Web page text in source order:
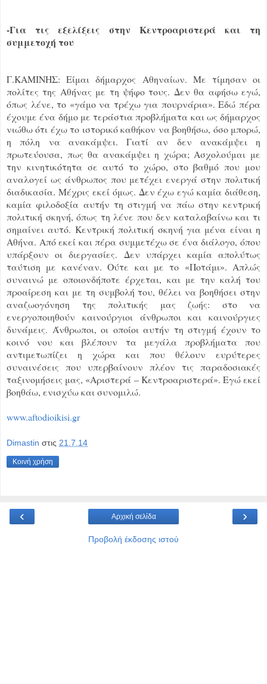
-Για τις εξελίξεις στην Κεντροαριστερά και τη
συμμετοχή του
Γ.ΚΑΜΙΝΗΣ: Είμαι δήμαρχος Αθηναίων. Με τίμησαν οι
πολίτες της Αθήνας με τη ψήφο τους. Δεν θα αφήσω εγώ,
όπως λένε, το «γάμο να τρέχω για πουρνάρια». Εδώ πέρα
έχουμε ένα δήμο με τεράστια προβλήματα και ως δήμαρχος
νιώθω ότι έχω το ιστορικό καθήκον να βοηθήσω, όσο μπορώ,
η πόλη να ανακάμψει. Γιατί αν δεν ανακάμψει η
πρωτεύουσα, πως θα ανακάμψει η χώρα; Ασχολούμαι με
την κινητικότητα σε αυτό το χώρο, στο βαθμό που μου
αναλογεί ως άνθρωπος που μετέχει ενεργά στην πολιτική
διαδικασία. Μέχρις εκεί όμως. Δεν έχω εγώ καμία διάθεση,
καμία φιλοδοξία αυτήν τη στιγμή να πάω στην κεντρική
πολιτική σκηνή, όπως τη λένε που δεν καταλαβαίνω και τι
σημαίνει αυτό. Κεντρική πολιτική σκηνή για μένα είναι η
Αθήνα. Από εκεί και πέρα συμμετέχω σε ένα διάλογο, όπου
υπάρξουν οι διεργασίες. Δεν υπάρχει καμία απολύτως
ταύτιση με κανέναν. Ούτε και με το «Ποτάμι». Απλώς
συναινώ με οποιονδήποτε έρχεται, και με την καλή του
προαίρεση και με τη συμβολή του, θέλει να βοηθήσει στην
αναζωογόνηση της πολιτικής μας ζωής: στο να
ενεργοποιηθούν καινούργιοι άνθρωποι και καινούργιες
δυνάμεις. Άνθρωποι, οι οποίοι αυτήν τη στιγμή έχουν το
κοινό νου και βλέπουν τα μεγάλα προβλήματα που
αντιμετωπίζει η χώρα και που θέλουν ευρύτερες
συναινέσεις που υπερβαίνουν πλέον τις παραδοσιακές
ταξινομήσεις μας, «Αριστερά – Κεντροαριστερά». Εγώ εκεί
βοηθάω, ενισχύω και συνομιλώ.
www.aftodioikisi.gr
Dimastin στις 21.7.14
Κοινή χρήση
‹ ›
Αρχική σελίδα
Προβολή έκδοσης ιστού